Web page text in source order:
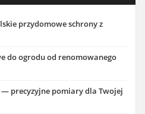
przydomowe schrony z
do ogrodu od renomowanego
precyzyjne pomiary dla Twojej